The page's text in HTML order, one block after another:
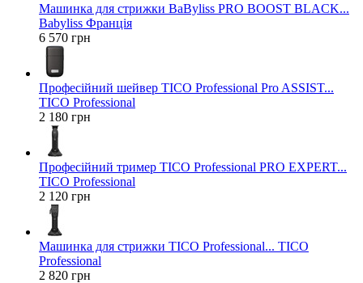
Машинка для стрижки BaByliss PRO BOOST BLACK...
Babyliss Франція
6 570 грн
Професійний шейвер TICO Professional Pro ASSIST...
TICO Professional
2 180 грн
Професійний тример TICO Professional PRO EXPERT...
TICO Professional
2 120 грн
Машинка для стрижки TICO Professional... TICO
Professional
2 820 грн